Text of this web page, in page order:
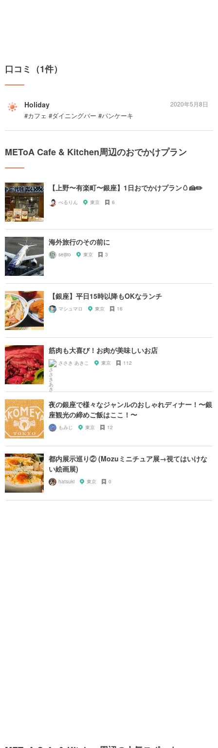
口コミ（1件）
Holiday
#カフェ #ダイニングバー #パンケーキ
2020年5月8日
METoA Cafe & Kitchen周辺のおでかけプラン
【上野〜有楽町〜銀座】1日おでかけプラン🥚🍰✏️
べるりん 東京 6
海外旅行のその前に
seijiro 東京 3
【銀座】平日15時以降もOKなランチ
マシュマロ 東京 16
筋肉も大喜び！お肉が美味しいお店
ささき あきこ 東京 112
夜の銀座で様々なジャンルのおしゃれディナー！〜銀
座観光の締めご飯はここ！〜
もみじ 東京 12
都内展示巡り② (Mozuミニチュア展→視てはいけな
い絵画展)
hatsuki 東京 0